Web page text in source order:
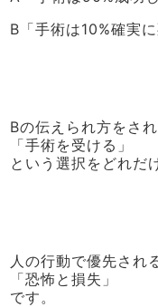
B「手術は10%確実に
Bの伝えられ方をさ
「手術を受ける」
という選択をどれだ
人の行動で優先され
「恐怖と損失」
です。